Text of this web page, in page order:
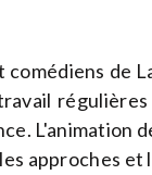
de
L'animation
approches et